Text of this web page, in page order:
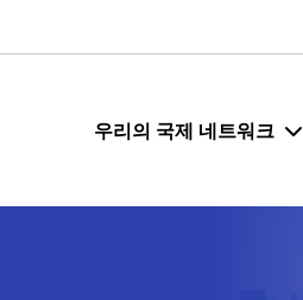
우리의 국제 네트워크